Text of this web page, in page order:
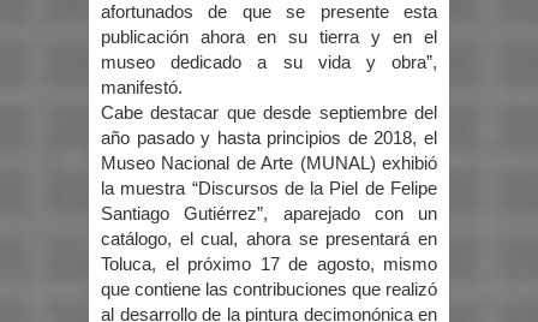
afortunados de que se presente esta
publicación ahora en su tierra y en el
museo dedicado a su vida y obra”,
manifestó.
Cabe destacar que desde septiembre del
año pasado y hasta principios de 2018, el
Museo Nacional de Arte (MUNAL) exhibió
la muestra “Discursos de la Piel de Felipe
Santiago Gutiérrez”, aparejado con un
catálogo, el cual, ahora se presentará en
Toluca, el próximo 17 de agosto, mismo
que contiene las contribuciones que realizó
al desarrollo de la pintura decimonónica en